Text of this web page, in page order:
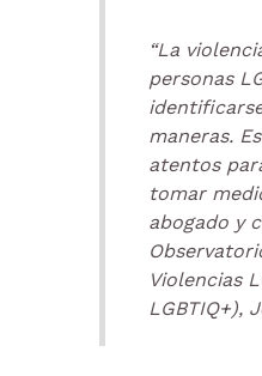
“La
personas
maneras.
atentos
tomar
abogado y
Violencias
LGBTIQ+),